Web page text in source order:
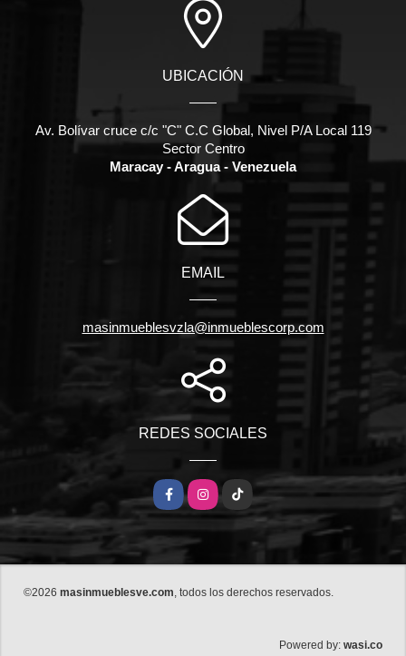
UBICACIÓN
Av. Bolívar cruce c/c "C" C.C Global, Nivel P/A Local 119
Sector Centro
Maracay - Aragua - Venezuela
EMAIL
masinmueblesvzla@inmueblescorp.com
REDES SOCIALES
FacebookInstagramTikTok
©2026 masinmueblesve.com, todos los derechos reservados.
Powered by: wasi.co